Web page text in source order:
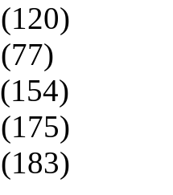
(120)
(77)
(154)
(175)
(183)